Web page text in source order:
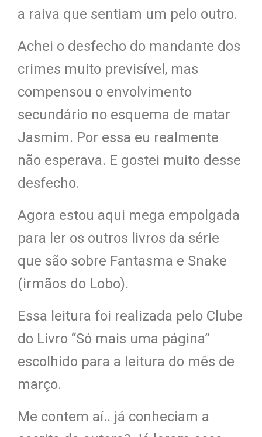
a raiva que sentiam um pelo outro.
Achei o desfecho do mandante dos
crimes muito previsível, mas
compensou o envolvimento
secundário no esquema de matar
Jasmim. Por essa eu realmente
não esperava. E gostei muito desse
desfecho.
Agora estou aqui mega empolgada
para ler os outros livros da série
que são sobre Fantasma e Snake
(irmãos do Lobo).
Essa leitura foi realizada pelo Clube
do Livro “Só mais uma página”
escolhido para a leitura do mês de
março.
Me contem aí.. já conheciam a